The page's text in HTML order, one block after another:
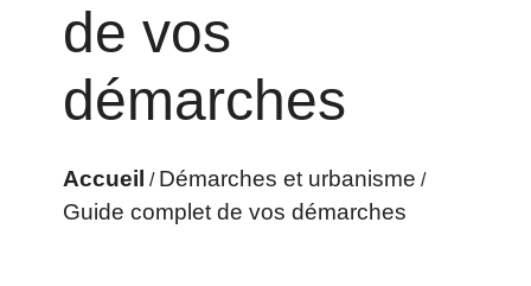
de vos
démarches
Accueil / Démarches et urbanisme /
Guide complet de vos démarches